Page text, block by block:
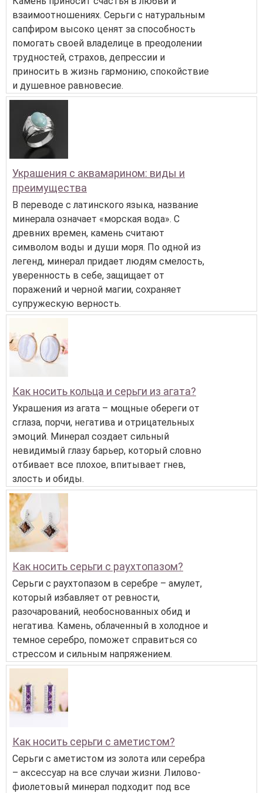
взаимоотношениях. Серьги с натуральным
сапфиром высоко ценят за способность
помогать своей владелице в преодолении
трудностей, страхов, депрессии и
приносить в жизнь гармонию, спокойствие
и душевное равновесие.
Украшения с аквамарином: виды и
преимущества
В переводе с латинского языка, название
минерала означает «морская вода». С
древних времен, камень считают
символом воды и души моря. По одной из
легенд, минерал придает людям смелость,
уверенность в себе, защищает от
поражений и черной магии, сохраняет
супружескую верность.
Как носить кольца и серьги из агата?
Украшения из агата – мощные обереги от
сглаза, порчи, негатива и отрицательных
эмоций. Минерал создает сильный
невидимый глазу барьер, который словно
отбивает все плохое, впитывает гнев,
злость и обиды.
Как носить серьги с раухтопазом?
Серьги с раухтопазом в серебре – амулет,
который избавляет от ревности,
разочарований, необоснованных обид и
негатива. Камень, облаченный в холодное и
темное серебро, поможет справиться со
стрессом и сильным напряжением.
Как носить серьги с аметистом?
Серьги с аметистом из золота или серебра
– аксессуар на все случаи жизни. Лилово-
фиолетовый минерал подходит под все